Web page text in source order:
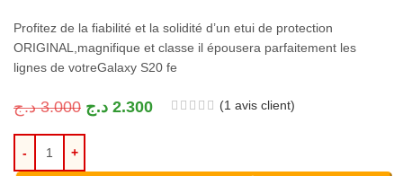
Profitez de la fiabilité et la solidité d’un etui de protection
ORIGINAL
,magnifique et classe il épousera parfaitement les
lignes de votreGalaxy S20 fe
3.000 د.ج 2.300 د.ج (1 avis client)